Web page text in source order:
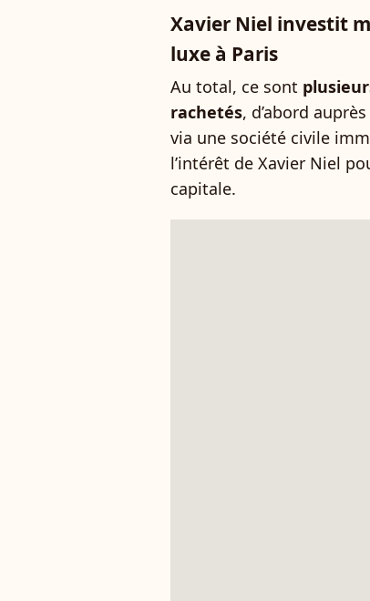
Xavier Niel investit
luxe à Paris
Au total, ce sont
rachetés, d’abord
via une société civile
l’intérêt de Xavier Niel
capitale.